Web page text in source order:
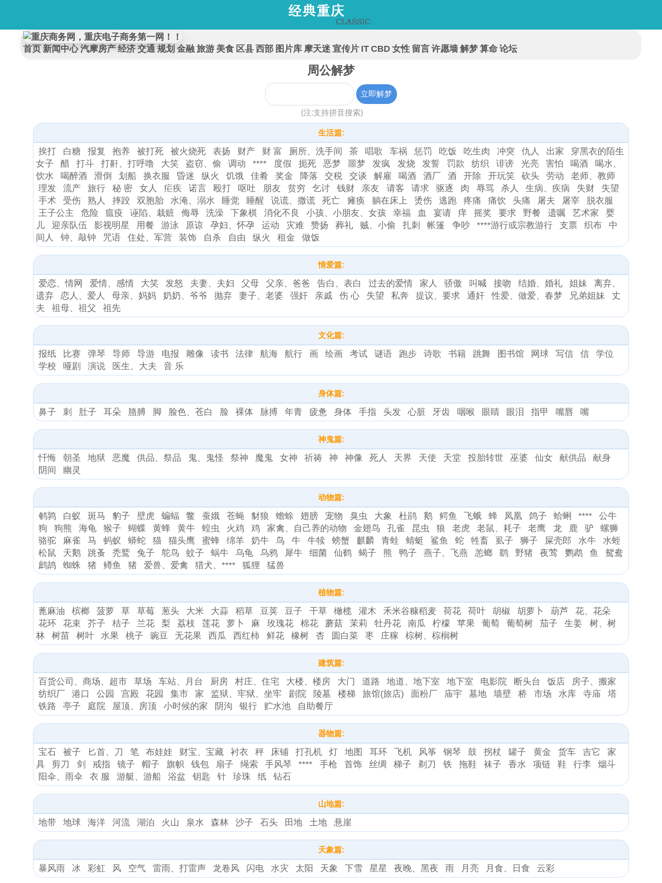
首页 新闻中心 汽摩房产 经济 交通 规划 金融 旅游 美食 区县 西部 图片库 摩天迷 宣传片 IT CBD 女性 留言 许愿墙 解梦 算命 论坛
周公解梦
(注:支持拼音搜索)
生活篇:
挨打 白糖 报复 抱养 被打死 被火烧死 表扬 财产 财 富 厕所、洗手间 茶 唱歌 车祸 惩罚 吃饭 吃生肉 冲突 仇人 出家
穿黑衣的陌生
女子
醋 打斗 打鼾、打呼噜 大笑 盗窃、偷 调动 **** 度假 扼死 恶梦 噩梦 发疯 发烧 发誓 罚款 纺织 诽谤 光亮 害怕 喝酒
喝水、
饮水
喝醉酒 滑倒 划船 换衣服 昏迷 纵火 饥饿 佳肴 奖金 降落 交税 交谈 解雇 喝酒 酒厂 酒 开除 开玩笑 砍头 劳动
老师、教师
理发
流产 旅行 秘 密 女人 疟疾 诺言 殴打 呕吐 朋友 贫穷 乞讨 钱财 亲友 请客 请求 驱逐 肉 辱骂 杀人 生病、疾病 失财
失望
手术
受伤 熟人 摔跤 双胞胎 水淹、溺水 睡觉 睡醒 说谎、撒谎 死亡 瘫痪 躺在床上 烫伤 逃跑 疼痛 痛饮 头痛 屠夫 屠宰
脱衣服
王子公主
危险 瘟疫 诬陷、栽赃 侮辱 洗澡 下象棋 消化不良 小孩、小朋友、女孩 幸福 血 宴请 痒 摇奖 要求 野餐 遗嘱 艺术家
婴
儿
迎亲队伍 影视明星 用餐 游泳 原谅 孕妇、怀孕 运动 灾难 赞扬 葬礼 贼、小偷 扎刺 帐篷 争吵 ****游行或宗教游行 支票 织布
中
间人
钟、敲钟 咒语 住处、军营 装饰 自杀 自由 纵火 租金 做饭
情爱篇:
爱恋、情网 爱情、感情 大笑 发怒 夫妻、夫妇 父母 父亲、爸爸 告白、表白 过去的爱情 家人 骄傲 叫喊 接吻 结婚、婚礼 姐妹
离弃、
遗弃
恋人、爱人 母亲、妈妈 奶奶、爷爷 抛弃 妻子、老婆 强奸 亲戚 伤 心 失望 私奔 提议、要求 通奸 性爱、做爱、春梦 兄弟姐妹
丈
夫
祖母、祖父 祖先
文化篇:
报纸 比赛 弹琴 导师 导游 电报 雕像 读书 法律 航海 航行 画 绘画 考试 谜语 跑步 诗歌 书籍 跳舞 图书馆 网球 写信 信
学位
学校
哑剧 演说 医生、大夫 音 乐
身体篇:
鼻子 刺 肚子 耳朵 胳膊 脚 脸色、苍白 脸 裸体 脉搏 年青 疲惫 身体 手指 头发 心脏 牙齿 咽喉 眼睛 眼泪 指甲 嘴唇 嘴
神鬼篇:
忏悔 朝圣 地狱 恶魔 供品、祭品 鬼、鬼怪 祭神 魔鬼 女神 祈祷 神 神像 死人 天界 天使 天堂 投胎转世 巫婆 仙女 献供品
献身
阴间
幽灵
动物篇:
鹌鹑 白蚁 斑马 豹子 壁虎 蝙蝠 鳖 蚕娥 苍蝇 豺狼 蟾蜍 翅膀 宠物 臭虫 大象 杜鹃 鹅 鳄鱼 飞蛾 蜂 凤凰 鸽子 蛤蜊 ****
公牛
狗
狗熊 海龟 猴子 蝴蝶 黄蜂 黄牛 蝗虫 火鸡 鸡 家禽、自己养的动物 金翅鸟 孔雀 昆虫 狼 老虎 老鼠、耗子 老鹰 龙 鹿 驴
螺狮
骆驼
麻雀 马 蚂蚁 蟒蛇 猫 猫头鹰 蜜蜂 绵羊 奶牛 鸟 牛 牛犊 螃蟹 麒麟 青蛙 蜻蜓 鲨鱼 蛇 牲畜 虱子 狮子 屎壳郎 水牛
水蛭
松鼠
天鹅 跳蚤 秃鹫 兔子 鸵鸟 蚊子 蜗牛 乌龟 乌鸦 犀牛 细菌 仙鹤 蝎子 熊 鸭子 燕子、飞燕 恙螂 鹞 野猪 夜莺 鹦鹉 鱼
鸳鸯
鹧鸪
蜘蛛 猪 鳟鱼 猪 爱兽、爱禽 猎犬、**** 狐狸 猛兽
植物篇:
蓖麻油 槟榔 菠萝 草 草莓 葱头 大米 大蒜 稻草 豆荚 豆子 干草 橄榄 灌木 禾米谷糠稻麦 荷花 荷叶 胡椒 胡萝卜 葫芦
花、花朵
花环
花束 芥子 桔子 兰花 梨 荔枝 莲花 萝卜 麻 玫瑰花 棉花 蘑菇 茉莉 牡丹花 南瓜 柠檬 苹果 葡萄 葡萄树 茄子 生姜
树、树
林
树苗 树叶 水果 桃子 豌豆 无花果 西瓜 西红柿 鲜花 橡树 杏 圆白菜 枣 庄稼 棕树、棕榈树
建筑篇:
百货公司、商场、超市 草场 车站、月台 厨房 村庄、住宅 大楼、楼房 大门 道路 地道、地下室 地下室 电影院 断头台 饭店
房子、搬家
纺织厂
港口 公园 宫殿 花园 集市 家 监狱、牢狱、坐牢 剧院 陵墓 楼梯 旅馆(旅店) 面粉厂 庙宇 墓地 墙壁 桥 市场 水库 寺庙
塔
铁路
亭子 庭院 屋顶、房顶 小时候的家 阴沟 银行 贮水池 自助餐厅
器物篇:
宝石 被子 匕首、刀 笔 布娃娃 财宝、宝藏 衬衣 秤 床铺 打孔机 灯 地图 耳环 飞机 风筝 钢琴 鼓 拐杖 罐子 黄金 货车 吉它
家
具
剪刀 剑 戒指 镜子 帽子 旗帜 钱包 扇子 绳索 手风琴 **** 手枪 首饰 丝绸 梯子 剃刀 铁 拖鞋 袜子 香水 项链 鞋 行李
烟斗
阳伞、雨伞
衣 服 游艇、游船 浴盆 钥匙 针 珍珠 纸 钻石
山地篇:
地带 地球 海洋 河流 湖泊 火山 泉水 森林 沙子 石头 田地 土地 悬崖
天象篇:
暴风雨 冰 彩虹 风 空气 雷雨、打雷声 龙卷风 闪电 水灾 太阳 天象 下雪 星星 夜晚、黑夜 雨 月亮 月食、日食 云彩